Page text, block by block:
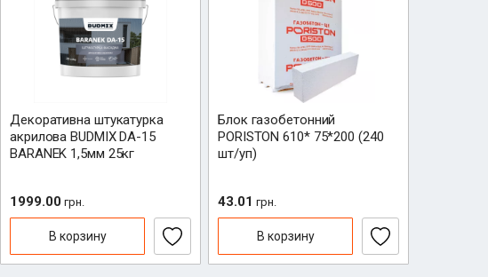
Декоративна штукатурка
акрилова BUDMIX DA-15
BARANEK 1,5мм 25кг
1999.00 грн.
В корзину
Блок газобетонний
PORISTON 610* 75*200 (240
шт/уп)
43.01 грн.
В корзину